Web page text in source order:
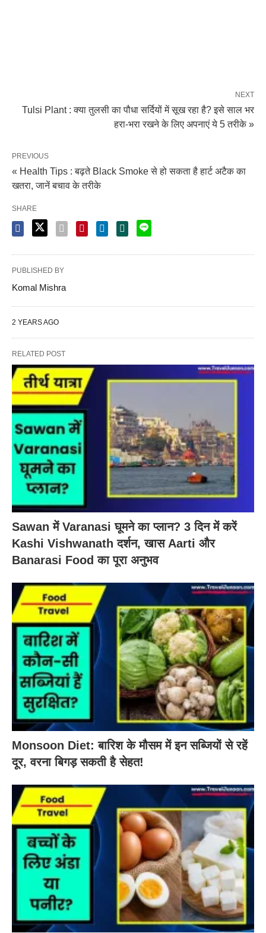
NEXT
Tulsi Plant : क्या तुलसी का पौधा सर्दियों में सूख रहा है? इसे साल भर
हरा-भरा रखने के लिए अपनाएं ये 5 तरीके »
PREVIOUS
« Health Tips : बढ़ते Black Smoke से हो सकता है हार्ट अटैक का
खतरा, जानें बचाव के तरीके
SHARE
PUBLISHED BY
Komal Mishra
2 YEARS AGO
RELATED POST
Sawan में Varanasi घूमने का प्लान? 3 दिन में करें
Kashi Vishwanath दर्शन, खास Aarti और
Banarasi Food का पूरा अनुभव
Monsoon Diet: बारिश के मौसम में इन सब्जियों से रहें
दूर, वरना बिगड़ सकती है सेहत!